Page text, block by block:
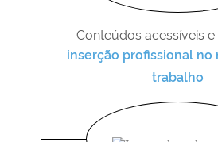
Conteúdos acessíveis
inserção profissional no
trabalho